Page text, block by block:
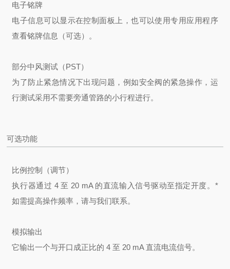
电子铭牌
电子信息可以显示在控制面板上，也可以使用专用应用程序
查看铭牌信息（可选）。
部分中风测试（PST）
为了防止紧急情况下出现问题，例如安全阀的紧急操作，运
行测试采用不需要旁通管路的小行程进行。
可选功能
比例控制（调节）
执行器通过 4 至 20 mA 的直流输入信号驱动至指定开度。 *
如需提高操作频率，请与我们联系。
模拟输出
它输出一个与开口成正比的 4 至 20 mA 直流电流信号。